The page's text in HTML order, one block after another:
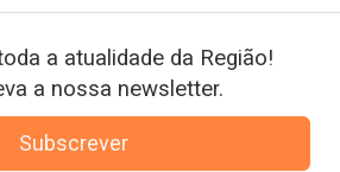
a atualidade da Região!
a nossa newsletter.
Subscrever